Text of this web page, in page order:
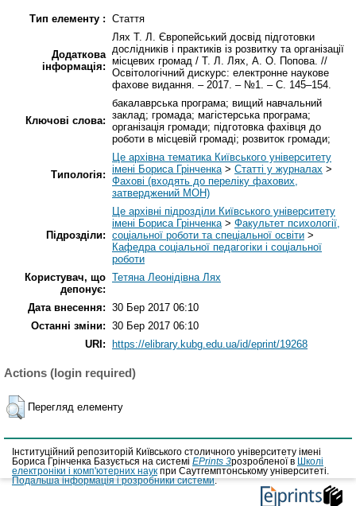
Тип елементу : Стаття
Додаткова
інформація:
Лях Т. Л. Європейський досвід підготовки
дослідників і практиків із розвитку та організації
місцевих громад / Т. Л. Лях, А. О. Попова. //
Освітологічний дискурс: електронне наукове
фахове видання. – 2017. – №1. – С. 145–154.
Ключові слова:
бакалаврська програма; вищий навчальний
заклад; громада; магістерська програма;
організація громади; підготовка фахівця до
роботи в місцевій громаді; розвиток громади;
Типологія:
Це архівна тематика Київського університету
імені Бориса Грінченка> Статті у журналах >
Фахові (входять до переліку фахових,
затверджений МОН)
Підрозділи:
Це архівні підрозділи Київського університету
імені Бориса Грінченка> Факультет психології,
соціальної роботи та спеціальної освіти >
Кафедра соціальної педагогіки і соціальної
роботи
Користувач, що
депонує:
Тетяна Леонідівна Лях
Дата внесення: 30 Бер 2017 06:10
Останні зміни: 30 Бер 2017 06:10
URI:
https://elibrary.kubg.edu.ua/id/eprint/19268
Actions (login required)
Перегляд елементу
Інституційний репозиторій Київського столичного університету імені
Бориса Грінченка Базується на системі EPrints 3розробленої в
Школі
електроніки і комп'ютерних наук при Саутгемптонському університеті.
Подальша інформація і розробники системи.